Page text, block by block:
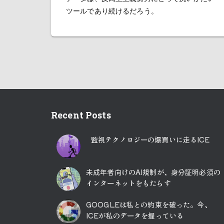
ツールであり続けるだろう。
Recent Posts
監視テクノロジーの爆買いに走るICE
未成年者向けのAI規制が、身分証明必須の
インターネットをもたらす
GOOGLEは私との約束を破った。今、
ICEが私のデータを握っている